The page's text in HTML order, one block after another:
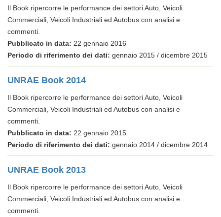
Il Book ripercorre le performance dei settori Auto, Veicoli
Commerciali, Veicoli Industriali ed Autobus con analisi e
commenti.
Pubblicato in data: 22 gennaio 2016
Periodo di riferimento dei dati: gennaio 2015 / dicembre 2015
UNRAE Book 2014
Il Book ripercorre le performance dei settori Auto, Veicoli
Commerciali, Veicoli Industriali ed Autobus con analisi e
commenti.
Pubblicato in data: 22 gennaio 2015
Periodo di riferimento dei dati: gennaio 2014 / dicembre 2014
UNRAE Book 2013
Il Book ripercorre le performance dei settori Auto, Veicoli
Commerciali, Veicoli Industriali ed Autobus con analisi e
commenti.